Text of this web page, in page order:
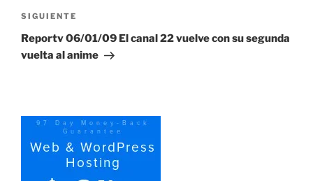
Siguiente
entrada
SIGUIENTE
Reportv 06/01/09 El canal 22 vuelve con su segunda
vuelta al anime